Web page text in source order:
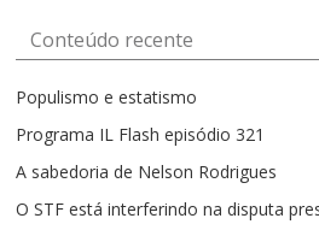
Conteúdo recente
Populismo e estatismo
Programa IL Flash episódio 321
A sabedoria de Nelson Rodrigues
O STF está interferindo na disputa